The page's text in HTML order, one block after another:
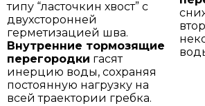
типу “ласточкин хвост” с
двухсторонней
герметизацией шва.
Внутренние тормозящие
перегородки гасят
инерцию воды, сохраняя
постоянную нагрузку на
всей траектории гребка.